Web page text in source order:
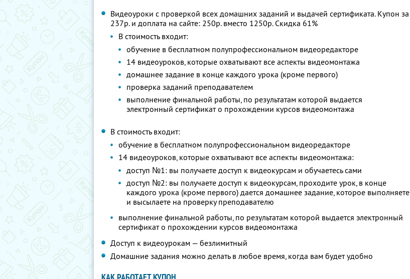
Видеоуроки с проверкой всех домашних заданий и выдачей сертификата. Купон за
237р. и доплата на сайте: 250р. вместо 1250р. Скидка 61%
В стоимость входит:
обучение в бесплатном полупрофессиональном видеоредакторе
14 видеоуроков, которые охватывают все аспекты видеомонтажа
домашнее задание в конце каждого урока (кроме первого)
проверка заданий преподавателем
выполнение финальной работы, по результатам которой выдается
электронный сертификат о прохождении курсов видеомонтажа
В стоимость входит:
обучение в бесплатном полупрофессиональном видеоредакторе
14 видеоуроков, которые охватывают все аспекты видеомонтажа:
доступ №1: вы получаете доступ к видеокурсам и обучаетесь сами
доступ №2: вы получаете доступ к видеокурсам, проходите урок, в конце
каждого урока (кроме первого) дается домашнее задание, которое выполняете
и высылаете на проверку преподавателю
выполнение финальной работы, по результатам которой выдается электронный
сертификат о прохождении курсов видеомонтажа
Доступ к видеоурокам — безлимитный
Домашние задания можно делать в любое время, когда вам будет удобно